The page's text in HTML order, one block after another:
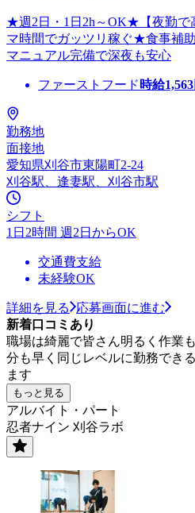
★週2日・1日2h～OK★【夜勤で
マ時間でガッツリ稼ぐ★食事補
マニュアル完備で深夜も安心
ファーストフード 時給1,563
勤務地
面接地
愛知県刈谷市東陽町2-24
刈谷駅、逢妻駅、刈谷市駅
シフト
1日2時間 週2日からOK
交通費支給
未経験OK
詳細を見る
応募画面に進む
新着口コミあり
職場は綺麗で皆さん明るく作業
分も早く同じレベルに勤務でき
ます
もっと見る
アルバイト・パート
忍者ナイン 刈谷ラボ